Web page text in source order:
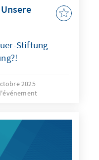
Stiftung
2025